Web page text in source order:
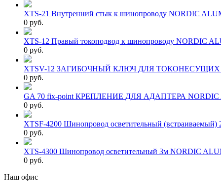
XTS-21 Внутренний стык к шинопроводу NORDIC
0 руб.
XTS-12 Правый токоподвод к шинопроводу NORDIC
0 руб.
XTSV-12 ЗАГИБОЧНЫЙ КЛЮЧ ДЛЯ ТОКОНЕСУЩИХ
0 руб.
GA 70 fix-point КРЕПЛЕНИЕ ДЛЯ АДАПТЕРА NORDIC
0 руб.
XTSF-4200 Шинопровод осветительный
0 руб.
XTS-4300 Шинопровод осветительный 3м NORDIC
0 руб.
Наш офис